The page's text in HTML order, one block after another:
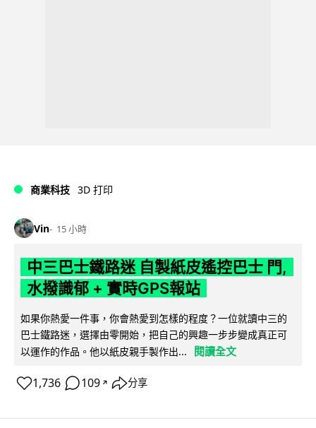
商業科技 3D 打印
Vin 15 小時
中三巴士鐵路迷 自製紙皮遙控巴士 門,
水撥識郁 + 實時GPS報站
如果你熱愛一件事，你會熱愛到怎樣的程度？一位就讀中三的
巴士鐵路迷，選擇由零開始，把自己的興趣一步步變成真正可
以運作的作品。他以紙皮親手製作出...
閱讀全文
1,736 109 ↗ 分享